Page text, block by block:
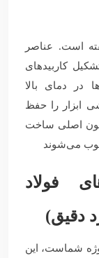
است. عناصر
کاربیدهای
در دمای بالا
ابزار را حفظ
اصلی ساخت
می‌شوند
فولاد
دقیق)
شماست، این